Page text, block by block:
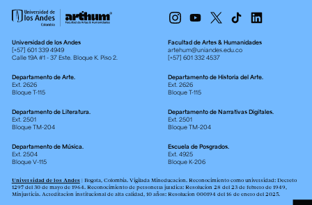
Universidad de los Andes
[+57] 601 339 4949
Calle 19A #1 - 37 Este. Bloque K. Piso 2.
Facultad de Artes & Humanidades
artehum@uniandes.edu.co
[+57] 601 332 4537
Departamento de Arte.
Ext. 2626
Bloque T-115
Departamento de Historia del Arte.
Ext. 2626
Bloque T-115
Departamento de Literatura.
Ext. 2501
Bloque TM-204
Departamento de Narrativas Digitales.
Ext. 2501
Bloque TM-204
Departamento de Música.
Ext. 2504
Bloque V-115
Escuela de Posgrados.
Ext. 4925
Bloque K-206
Universidad de los Andes| Bogotá, Colombia. Vigilada Mineducación. Reconocimiento como universidad: Decreto
1297 del 30 de mayo de 1964. Reconocimiento de personería jurídica: Resolución 28 del 23 de febrero de 1949,
Minjusticia. Acreditación institucional de alta calidad, 10 años: Resolución 000194 del 16 de enero del 2025.